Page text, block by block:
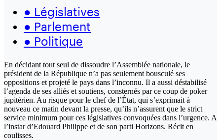
● Législatives
● Parlement
● Politique
En décidant tout seul de dissoudre l’Assemblée nationale, le
président de la République n’a pas seulement bousculé ses
oppositions et projeté le pays dans l’inconnu. Il a aussi déstabilisé
l’agenda de ses alliés et soutiens, consternés par ce coup de poker
jupitérien. Au risque pour le chef de l’État, qui s’exprimait à
nouveau ce matin devant la presse, qu’ils n’assurent que le strict
service minimum pour ces législatives convoquées dans l’urgence. A
l’instar d’Edouard Philippe et de son parti Horizons. Récit en
coulisses.